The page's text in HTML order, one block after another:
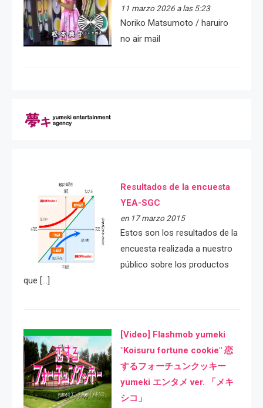
11 marzo 2026 a las 5:23
Noriko Matsumoto / haruiro
no air mail
Resultados de la encuesta
YEA-SGC
en 17 marzo 2015
Estos son los resultados de la
encuesta realizada a nuestro
público sobre los productos
que […]
[Video] Flashmob yumeki
"Koisuru fortune cookie" 恋
するフォーチュンクッキー
yumeki エンタメ ver. 「メキ
シコ」